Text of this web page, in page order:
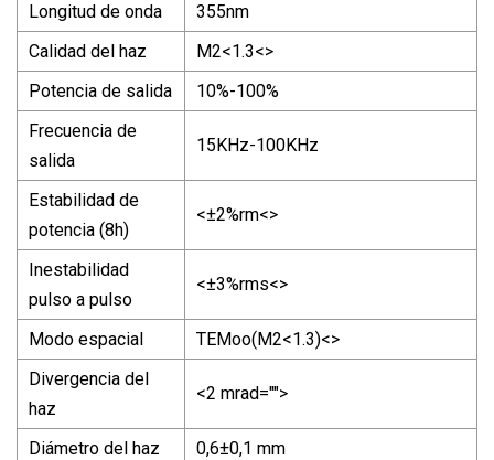
Longitud de onda
355nm
Calidad del haz
M2<1.3<>
Potencia de salida
10%-100%
Frecuencia de
salida
15KHz-100KHz
Estabilidad de
potencia (8h)
<±2%rm<>
Inestabilidad
pulso a pulso
<±3%rms<>
Modo espacial
TEMoo(M2<1.3)<>
Divergencia del
haz
<2 mrad="">
Diámetro del haz
0,6±0,1 mm